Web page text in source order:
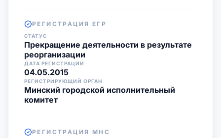
РЕГИСТРАЦИЯ ЕГР
СТАТУС
Прекращение деятельности в результате
реорганизации
ДАТА РЕГИСТРАЦИИ
04.05.2015
РЕГИСТРИРУЮЩИЙ ОРГАН
Минский городской исполнительный
комитет
РЕГИСТРАЦИЯ МНС